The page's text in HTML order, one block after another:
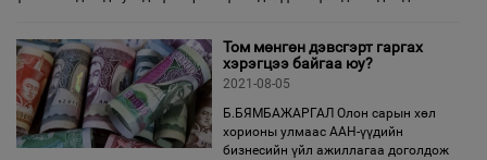
Том мөнгөн дэвсгэрт гаргах
хэрэгцээ байгаа юу?
2021-08-05
Б.БЯМБАЖАРГАЛ Олон сарын хөл
хорионы улмаас ААН-үүдийн
бизнесийн үйл ажиллагаа доголдож